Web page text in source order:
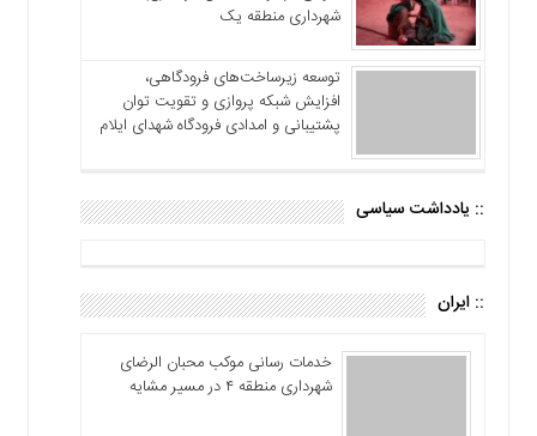
شهرداری منطقه یک
توسعه زیرساخت‌های فرودگاهی،
افزایش شبکه پروازی و تقویت توان
پشتیبانی و امدادی فرودگاه شهدای ایلام
:: یادداشت سیاسی
:: ایران
خدمات رسانی موکب محبان الرضای
شهرداری منطقه ۴ در مسیر مشایه